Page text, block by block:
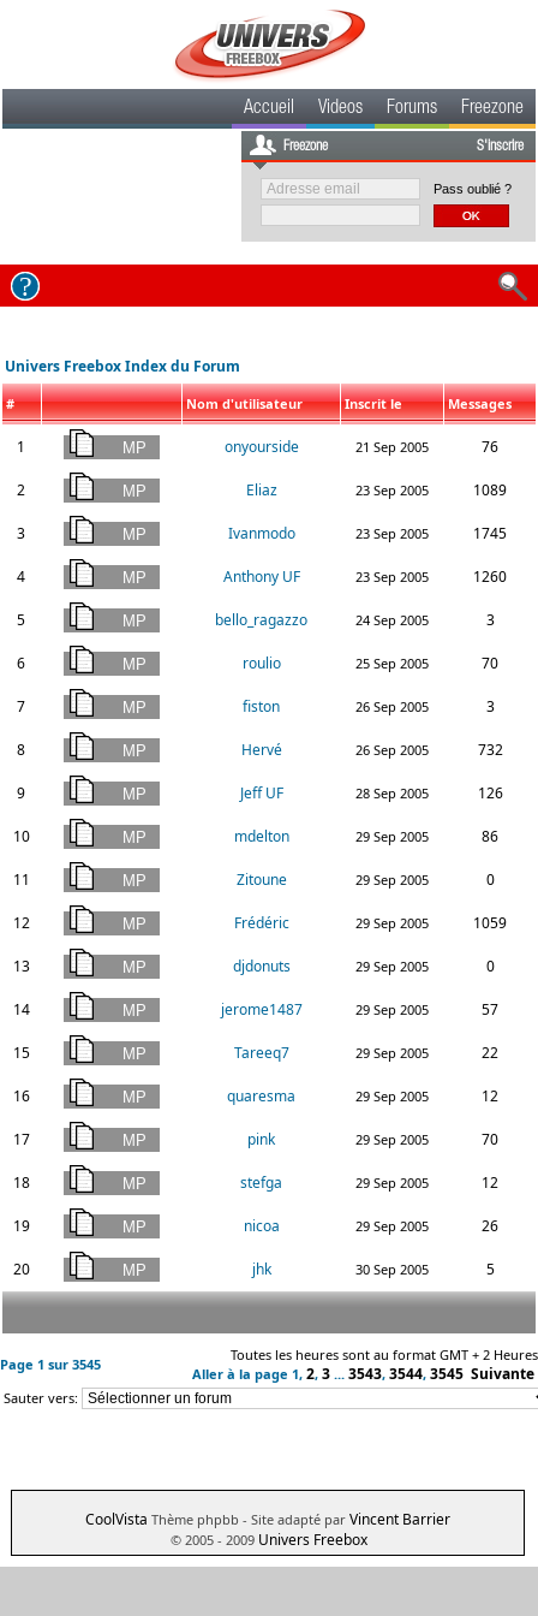
Accueil Videos Forums Freezone
Freezone S'inscrire
Pass oublié ?
Univers Freebox Index du Forum
# Nom d'utilisateur Inscrit le Messages
1 onyourside 21 Sep 2005 76
2 Eliaz 23 Sep 2005 1089
3 Ivanmodo 23 Sep 2005 1745
4 Anthony UF 23 Sep 2005 1260
5 bello_ragazzo 24 Sep 2005 3
6 roulio 25 Sep 2005 70
7 fiston 26 Sep 2005 3
8 Hervé 26 Sep 2005 732
9 Jeff UF 28 Sep 2005 126
10 mdelton 29 Sep 2005 86
11 Zitoune 29 Sep 2005 0
12 Frédéric 29 Sep 2005 1059
13 djdonuts 29 Sep 2005 0
14 jerome1487 29 Sep 2005 57
15 Tareeq7 29 Sep 2005 22
16 quaresma 29 Sep 2005 12
17 pink 29 Sep 2005 70
18 stefga 29 Sep 2005 12
19 nicoa 29 Sep 2005 26
20 jhk 30 Sep 2005 5
Page 1 sur 3545
Toutes les heures sont au format GMT + 2 Heures
Aller à la page 1, 2, 3 ... 3543, 3544, 3545 Suivante
Sauter vers:
CoolVista Thème phpbb - Site adapté par Vincent Barrier
© 2005 - 2009 Univers Freebox